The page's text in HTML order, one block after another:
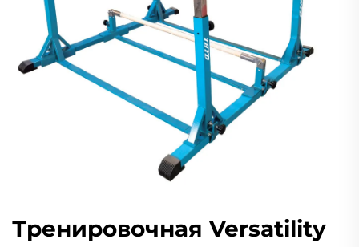
Тренировочная Versatility